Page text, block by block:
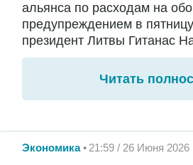
альянса по расходам на
предупреждением в
президент Литвы Гитанас
Читать
Экономика 21:59 / 26 Июня 2026